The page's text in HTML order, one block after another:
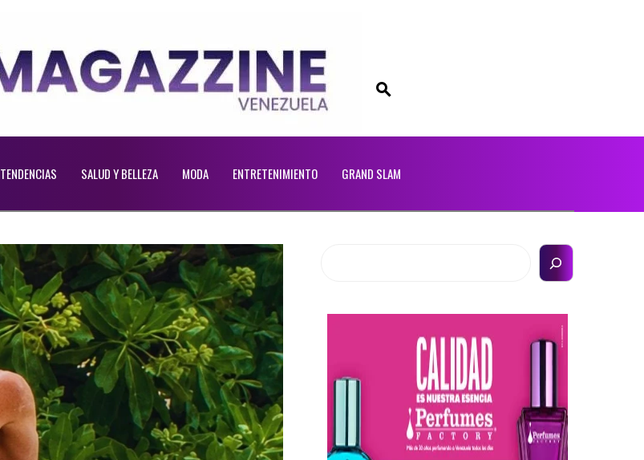
TENDENCIAS SALUD Y BELLEZA MODA ENTRETENIMIENTO GRAND SLAM